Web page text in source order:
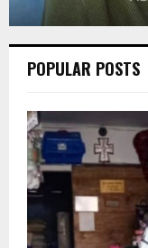
POPULAR POSTS